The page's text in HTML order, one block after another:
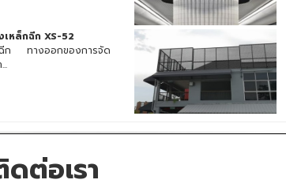
หล็กฉีก XS-52
ฉีก ทางออกของการจัด
ต่อเรา